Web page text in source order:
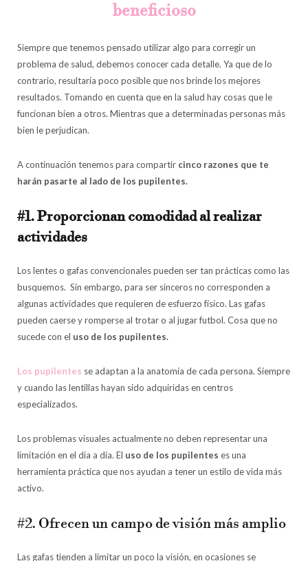
beneficioso
Siempre que tenemos pensado utilizar algo para corregir un
problema de salud, debemos conocer cada detalle. Ya que de lo
contrario, resultaría poco posible que nos brinde los mejores
resultados. Tomando en cuenta que en la salud hay cosas que le
funcionan bien a otros. Mientras que a determinadas personas más
bien le perjudican.
A continuación tenemos para compartir cinco razones que te
harán pasarte al lado de los pupilentes.
#1. Proporcionan comodidad al realizar
actividades
Los lentes o gafas convencionales pueden ser tan prácticas como las
busquemos. Sin embargo, para ser sinceros no corresponden a
algunas actividades que requieren de esfuerzo físico. Las gafas
pueden caerse y romperse al trotar o al jugar futbol. Cosa que no
sucede con el uso de los pupilentes.
Los pupilentes se adaptan a la anatomía de cada persona. Siempre
y cuando las lentillas hayan sido adquiridas en centros
especializados.
Los problemas visuales actualmente no deben representar una
limitación en el día a día. El uso de los pupilentes es una
herramienta práctica que nos ayudan a tener un estilo de vida más
activo.
#2. Ofrecen un campo de visión más amplio
Las gafas tienden a limitar un poco la visión, en ocasiones se